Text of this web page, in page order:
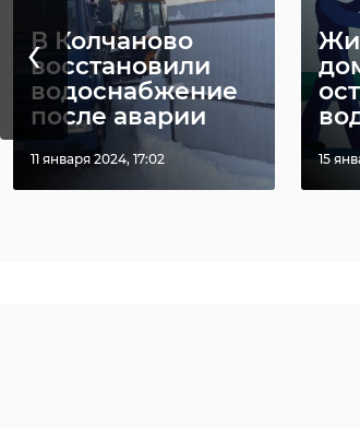
В Колчаново
восстановили
водоснабжение
после аварии
11 января 2024, 17:02 15
‹